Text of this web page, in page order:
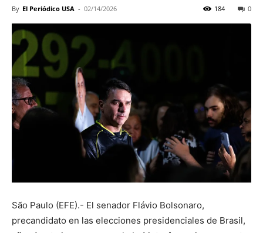
By El Periódico USA - 02/14/2026 0
184
São Paulo (EFE).- El senador Flávio Bolsonaro,
precandidato en las elecciones presidenciales de Brasil,